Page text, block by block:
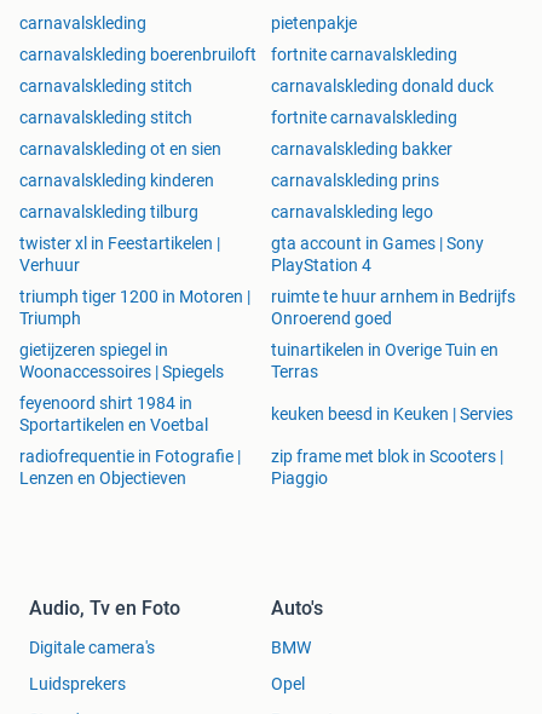
carnavalskleding
pietenpakje
carnavalskleding boerenbruiloft
fortnite carnavalskleding
carnavalskleding stitch
carnavalskleding donald duck
carnavalskleding stitch
fortnite carnavalskleding
carnavalskleding ot en sien
carnavalskleding bakker
carnavalskleding kinderen
carnavalskleding prins
carnavalskleding tilburg
carnavalskleding lego
twister xl in Feestartikelen |
Verhuur
gta account in Games | Sony
PlayStation 4
triumph tiger 1200 in Motoren |
Triumph
ruimte te huur arnhem in Bedrijfs
Onroerend goed
gietijzeren spiegel in
Woonaccessoires | Spiegels
tuinartikelen in Overige Tuin en
Terras
feyenoord shirt 1984 in
Sportartikelen en Voetbal
keuken beesd in Keuken | Servies
radiofrequentie in Fotografie |
Lenzen en Objectieven
zip frame met blok in Scooters |
Piaggio
Audio, Tv en Foto
Digitale camera's
Luidsprekers
Auto's
BMW
Opel